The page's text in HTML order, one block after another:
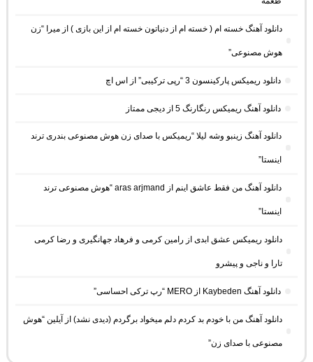
دانلود آهنگ خسته ام ( خسته ام از دنیاتون خسته ام از این بازی ) از میرا “زن
هوش مصنوعی”
دانلود ریمیکس پارکینسون 3 “رپی ترکیبی” از اس اچ
دانلود آهنگ ریمیکس رنگارنگ 5 از دیجی ممتاز
دانلود آهنگ زینبو وشه لیلا “ریمیکس با صدای زن هوش مصنوعی بندری ترند
اینستا”
دانلود آهنگ من فقط عاشق اینم از aras arjmand “هوش مصنوعی ترند
اینستا”
دانلود ریمیکس عشق ابدی از رامین کرمی و فرهاد جهانگیری و رضا کرمی
تارا و ناجی و پیشرو
دانلود آهنگ Kaybeden از MERO “رپ ترکی احساسی”
دانلود آهنگ من با خودم بد کردم دلم میخواد برگردم (دیدی نشد) از آیلین “هوش
مصنوعی با صدای زن”